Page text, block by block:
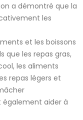
a démontré que la
les
et les boissons
que les repas gras,
les aliments
repas légers et
aider à